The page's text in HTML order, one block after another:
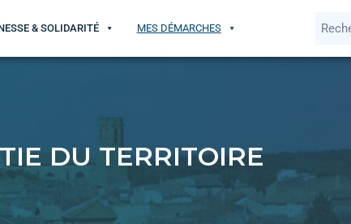
& SOLIDARITÉ MES DÉMARCHES
DU TERRITOIRE